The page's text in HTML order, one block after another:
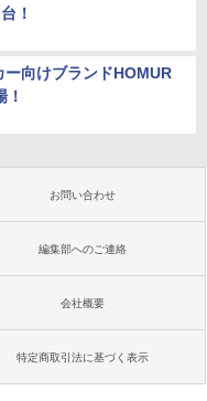
！
ー向けブランドHOMUR
お問い合わせ
編集部へのご連絡
会社概要
特定商取引法に基づく表示